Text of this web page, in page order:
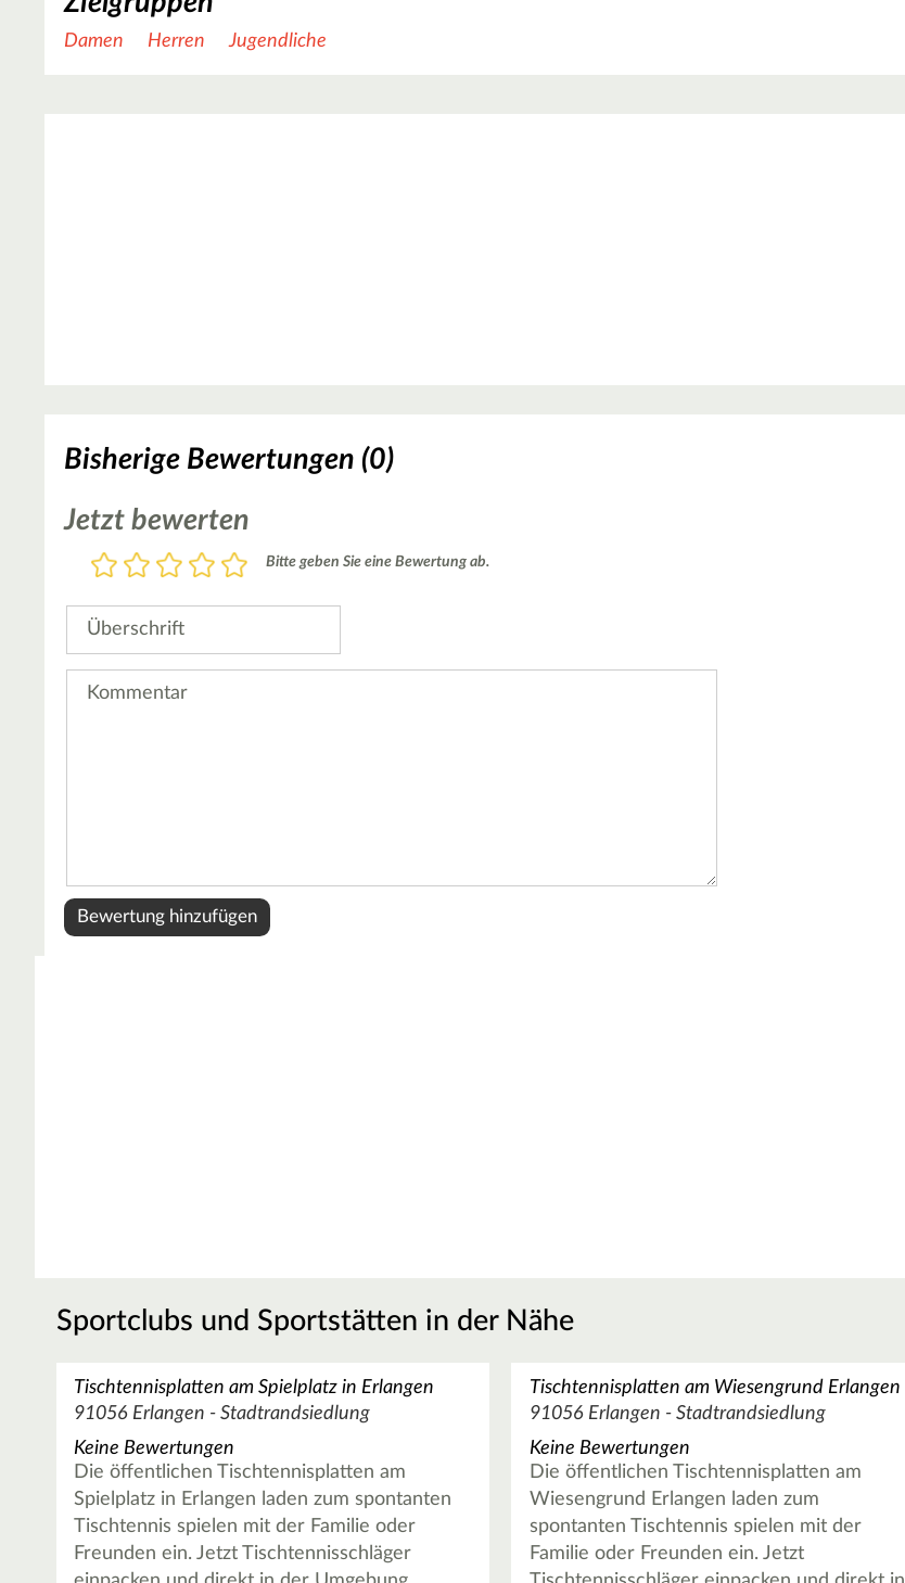
Damen Herren Jugendliche
Bisherige Bewertungen (0)
Jetzt bewerten
Bewertung
5
4
3
2
1
Bitte geben Sie eine Bewertung ab.
Überschrift
Sportclubs und Sportstätten in der Nähe
Tischtennisplatten am Spielplatz in Erlangen
91056 Erlangen - Stadtrandsiedlung
Keine Bewertungen
Die öffentlichen Tischtennisplatten am
Spielplatz in Erlangen laden zum spontanten
Tischtennis spielen mit der Familie oder
Freunden ein. Jetzt Tischtennisschläger
Tischtennisplatten am Wiesengrund Erlangen
91056 Erlangen - Stadtrandsiedlung
Keine Bewertungen
Die öffentlichen Tischtennisplatten am
Wiesengrund Erlangen laden zum
spontanten Tischtennis spielen mit der
Familie oder Freunden ein. Jetzt